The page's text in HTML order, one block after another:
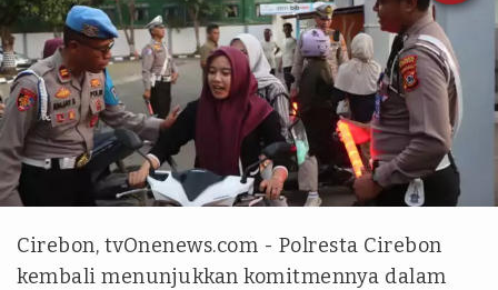
tvOnenews.com - Erfan Septiawan
Cirebon, tvOnenews.com - Polresta Cirebon
kembali menunjukkan komitmennya dalam